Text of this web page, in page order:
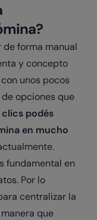
forma manual
y concepto
unos pocos
opciones que
podés
en mucho
fundamental en
Por lo
centralizar la
que